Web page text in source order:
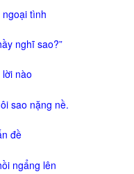
ngoại tình
nghĩ sao?”
nào
sao nặng nề.
đề
ngẩng lên